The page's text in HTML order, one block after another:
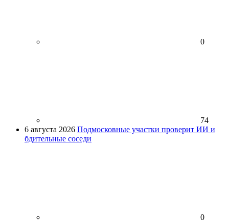
0
74
6 августа 2026 Подмосковные участки проверит ИИ и
бдительные соседи
0